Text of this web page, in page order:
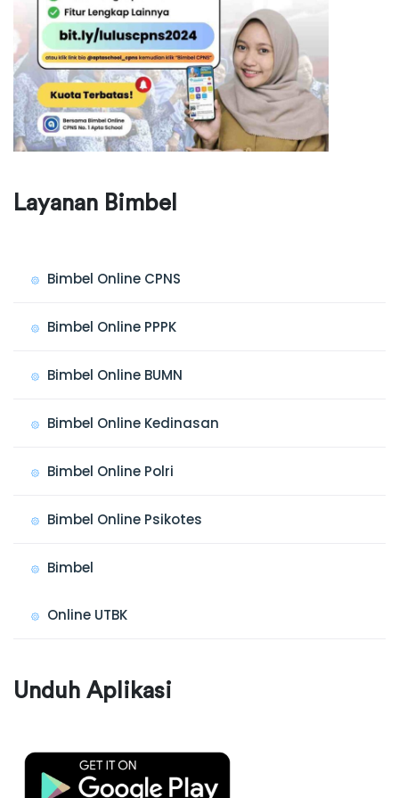
Layanan Bimbel
Bimbel Online CPNS
Bimbel Online PPPK
Bimbel Online BUMN
Bimbel Online Kedinasan
Bimbel Online Polri
Bimbel Online Psikotes
Bimbel
Online UTBK
Unduh Aplikasi